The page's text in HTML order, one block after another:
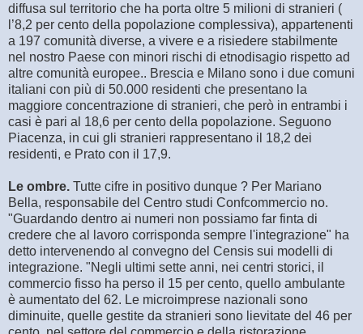
diffusa sul territorio che ha porta oltre 5 milioni di stranieri (
l’8,2 per cento della popolazione complessiva), appartenenti
a 197 comunità diverse, a vivere e a risiedere stabilmente
nel nostro Paese con minori rischi di etnodisagio rispetto ad
altre comunità europee.. Brescia e Milano sono i due comuni
italiani con più di 50.000 residenti che presentano la
maggiore concentrazione di stranieri, che però in entrambi i
casi è pari al 18,6 per cento della popolazione. Seguono
Piacenza, in cui gli stranieri rappresentano il 18,2 dei
residenti, e Prato con il 17,9.
Le ombre. Tutte cifre in positivo dunque ? Per Mariano
Bella, responsabile del Centro studi Confcommercio no.
"Guardando dentro ai numeri non possiamo far finta di
credere che al lavoro corrisponda sempre l'integrazione" ha
detto intervenendo al convegno del Censis sui modelli di
integrazione. "Negli ultimi sette anni, nei centri storici, il
commercio fisso ha perso il 15 per cento, quello ambulante
è aumentato del 62. Le microimprese nazionali sono
diminuite, quelle gestite da stranieri sono lievitate del 46 per